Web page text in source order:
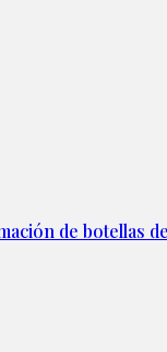
de botellas